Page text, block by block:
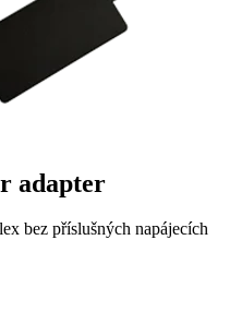
adapter
bez příslušných napájecích